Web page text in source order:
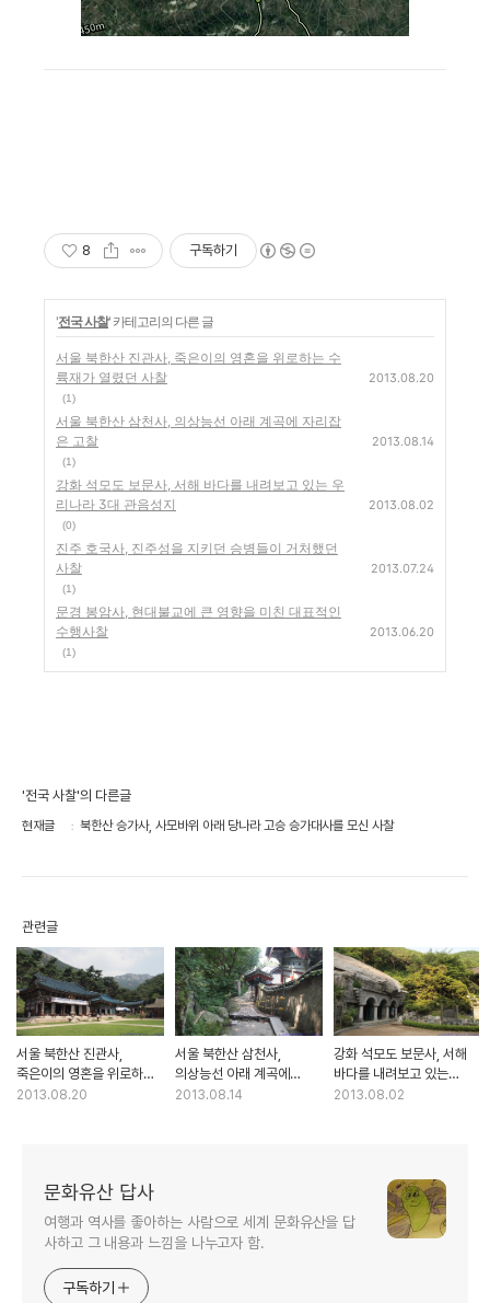
8 구독하기
'전국 사찰' 카테고리의 다른 글
서울 북한산 진관사, 죽은이의 영혼을 위로하는 수
륙재가 열렸던 사찰
(1)
2013.08.20
서울 북한산 삼천사, 의상능선 아래 계곡에 자리잡
은 고찰
(1)
2013.08.14
강화 석모도 보문사, 서해 바다를 내려보고 있는 우
리나라 3대 관음성지
(0)
2013.08.02
진주 호국사, 진주성을 지키던 승병들이 거처했던
사찰
(1)
2013.07.24
문경 봉암사, 현대불교에 큰 영향을 미친 대표적인
수행사찰
(1)
2013.06.20
'전국 사찰'의 다른글
현재글 북한산 승가사, 사모바위 아래 당나라 고승 승가대사를 모신 사찰
관련글
서울 북한산 진관사,
죽은이의 영혼을 위로하는
수륙재가 열렸던 사찰
2013.08.20
서울 북한산 삼천사,
의상능선 아래 계곡에
자리잡은 고찰
2013.08.14
강화 석모도 보문사, 서해
바다를 내려보고 있는
우리나라 3대 관음성지
2013.08.02
문화유산 답사
여행과 역사를 좋아하는 사람으로 세계 문화유산을 답
사하고 그 내용과 느낌을 나누고자 함.
구독하기